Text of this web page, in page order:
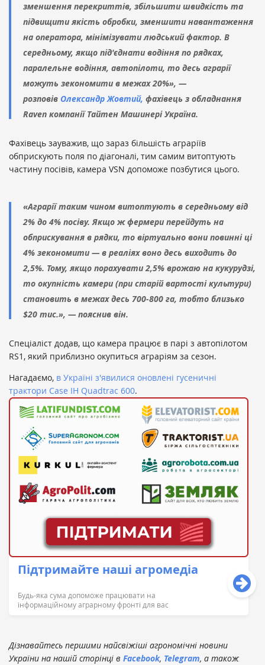
зменшення перекриттів, збільшити швидкість та
підвищити якість обробки, зменшити навантаження
на оператора, мінімізувати людський фактор. В
середньому, якщо під'єднати водіння по рядках,
паралельне водіння, автопілоти, то десь аграрії
можуть зекономити в межах 20%», —
розповів Олександр Жовтий, фахівець з обладнання
Raven компанії Тайтен Машинері Україна.
Фахівець зауважив, що зараз більшість аграріїв
обприскують поля по діагоналі, тим самим витоптують
частину посівів, камера VSN допоможе позбутися цього.
«Аграрії таким чином витоптують в середньому від
2% до 4% посіву. Якщо ж фермери перейдуть на
обприскування в рядки, то віртуально вони повинні ці
4% зекономити — в реаліях воно десь виходить до
2,5%. Тому, якщо порахувати 2,5% врожаю на кукурудзі,
то окупність камери (при старій вартості культури)
становить в межах десь 700-800 га, тобто близько
$20 тис.», — пояснив він.
Спеціаліст додав, що камера працює в парі з автопілотом
RS1, який приблизно окупиться аграріям за сезон.
Нагадаємо, в Україні з'явилися оновлені гусеничні
трактори Case IH Quadtrac 600.
Підтримайте наші агромедіа
Будь-яка сума допоможе працювати на
інформаційному аграрному фронті для вас
Дізнавайтесь першими найсвіжіші агрономічні новини
України на нашій сторінці в Facebook, Telegram, а також